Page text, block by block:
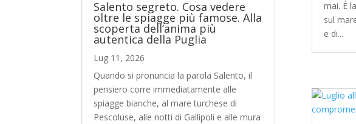
Salento segreto. Cosa vedere
oltre le spiagge più famose. Alla
scoperta dell’anima più
autentica della Puglia
Lug 11, 2026
Quando si pronuncia la parola Salento, il
pensiero corre immediatamente alle
spiagge bianche, al mare turchese di
Pescoluse, alle notti di Gallipoli e alle mura
mai. È
sul
e di...